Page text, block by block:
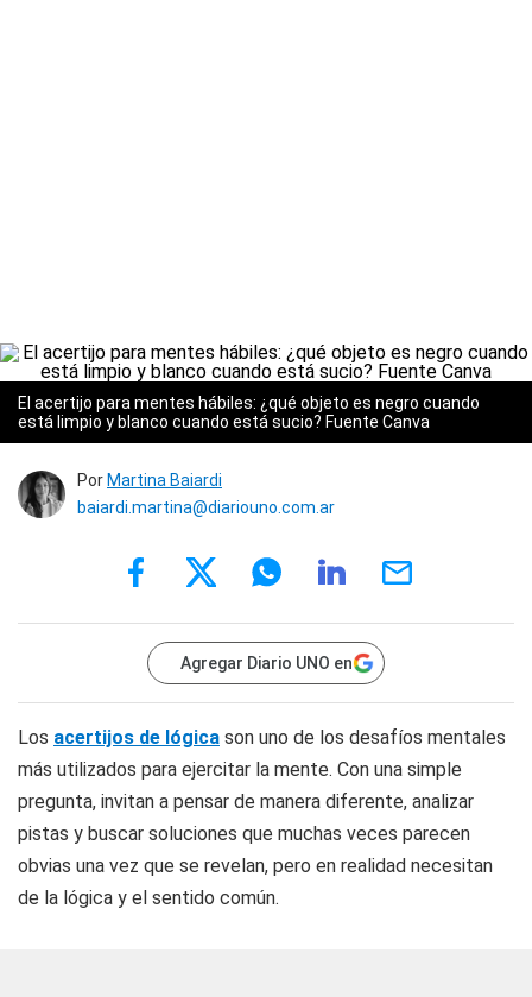
El acertijo para mentes hábiles: ¿qué objeto es negro cuando
está limpio y blanco cuando está sucio? Fuente Canva
Por Martina Baiardi
baiardi.martina@diariouno.com.ar
Agregar Diario UNO en
Los acertijos de lógica son uno de los desafíos mentales
más utilizados para ejercitar la mente. Con una simple
pregunta, invitan a pensar de manera diferente, analizar
pistas y buscar soluciones que muchas veces parecen
obvias una vez que se revelan, pero en realidad necesitan
de la lógica y el sentido común.